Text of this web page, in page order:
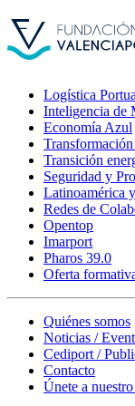
Logística
Inteligencia de
Economía Azul
Transición
Seguridad y
Latinoamérica
Redes de
Opentop
Imarport
Pharos 39.0
Oferta
Quiénes somos
Noticias /
Cediport /
Contacto
Únete a